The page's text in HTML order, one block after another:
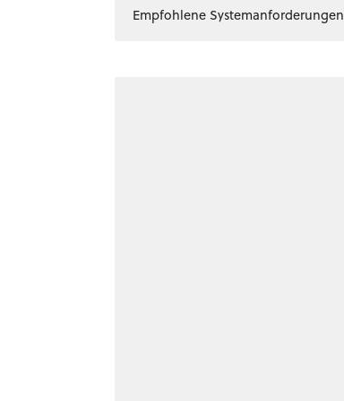
Empfohlene Systemanforderungen